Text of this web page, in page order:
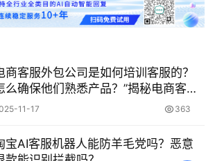
商客服外包公司是如何培训客服的？
么确保他们熟悉产品？”揭秘电商客
‘产品专家’养成术！
11-17 363
宝AI客服机器人能防羊毛党吗？恶意